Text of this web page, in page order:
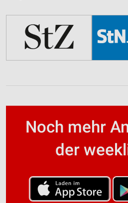
Noch mehr
der